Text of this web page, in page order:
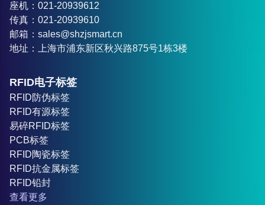
座机：021-20939612
传真：021-20939610
邮箱：sales@shzjsmart.cn
地址：上海市浦东新区秋兴路875号1栋3楼
RFID电子标签
RFID防伪标签
RFID有源标签
易碎RFID标签
PCB标签
RFID陶瓷标签
RFID抗金属标签
RFID铅封
查看更多